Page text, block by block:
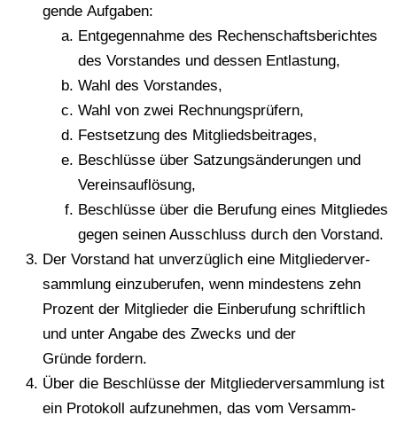
gen­de Aufgaben:
Ent­ge­gen­nah­me des Rechen­schafts­be­rich­tes
des Vor­stan­des und dessen Entlastung,
Wahl des Vorstandes,
Wahl von zwei Rechnungsprüfern,
Fest­set­zung des Mitgliedsbeitrages,
Beschlüs­se über Sat­zungs­än­de­run­gen und
Vereinsauflösung,
Beschlüs­se über die Beru­fung eines Mit­glie­des
gegen seinen Aus­schluss durch den Vorstand.
Der Vor­stand hat unver­züg­lich eine Mit­glie­der­ver­
samm­lung ein­zu­be­ru­fen, wenn min­des­tens zehn
Pro­zent der Mit­glie­der die Ein­be­ru­fung schrift­lich
und unter Angabe des Zwecks und der
Gründe fordern.
Über die Beschlüs­se der Mit­glie­der­ver­samm­lung ist
ein Pro­to­koll auf­zu­neh­men, das vom Ver­samm­